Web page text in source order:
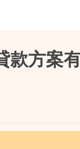
款方案